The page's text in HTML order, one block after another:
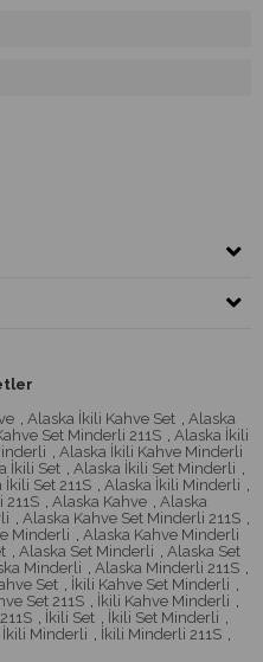
, Alaska İkili Kahve Set , Alaska
Set Minderli 211S , Alaska İkili
, Alaska İkili Kahve Minderli
İkili Set , Alaska İkili Set Minderli ,
İkili Set 211S , Alaska İkili Minderli ,
211S , Alaska Kahve , Alaska
, Alaska Kahve Set Minderli 211S ,
Minderli , Alaska Kahve Minderli
, Alaska Set Minderli , Alaska Set
Minderli , Alaska Minderli 211S ,
Set , İkili Kahve Set Minderli ,
Set 211S , İkili Kahve Minderli ,
, İkili Set , İkili Set Minderli ,
İkili Minderli , İkili Minderli 211S ,